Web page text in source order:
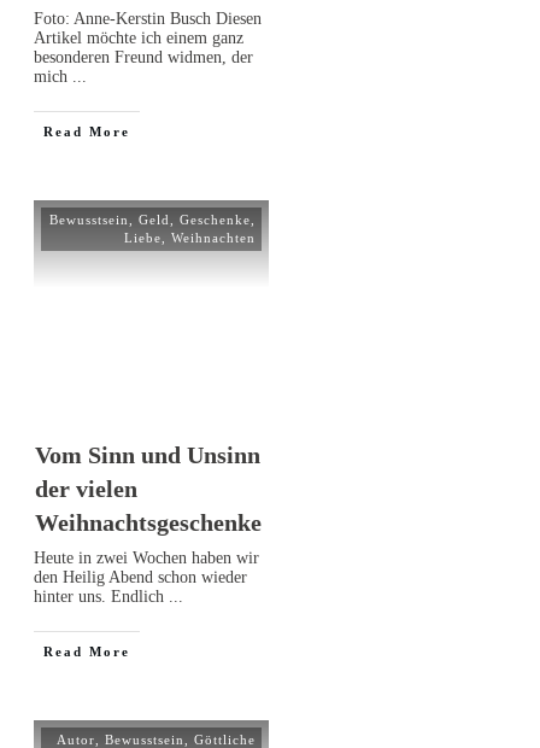
Foto: Anne-Kerstin Busch Diesen
Artikel möchte ich einem ganz
besonderen Freund widmen, der
mich
Read More
Bewusstsein Geld Geschenke
Liebe
Weihnachten
Vom Sinn und Unsinn
der vielen
Weihnachtsgeschenke
Heute in zwei Wochen haben wir
den Heilig Abend schon wieder
hinter uns. Endlich
Read More
Autor Bewusstsein
Göttliche